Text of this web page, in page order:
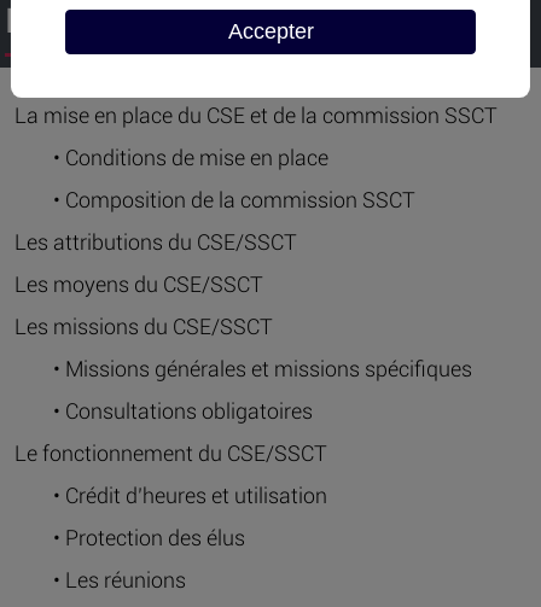
PROGRAMME
La mise en place du CSE et de la commission SSCT
• Conditions de mise en place
• Composition de la commission SSCT
Les attributions du CSE/SSCT
Les moyens du CSE/SSCT
Les missions du CSE/SSCT
• Missions générales et missions spécifiques
• Consultations obligatoires
Le fonctionnement du CSE/SSCT
• Crédit d’heures et utilisation
• Protection des élus
• Les réunions
Accepter